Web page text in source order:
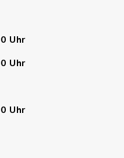
Uhr
Uhr
Uhr